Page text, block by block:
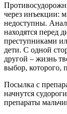
через инъекции:
недоступны.
находятся перед
преступниками
дети. С одной
другой – жизнь
выбор, которого,
Посылка с
начнутся
препараты